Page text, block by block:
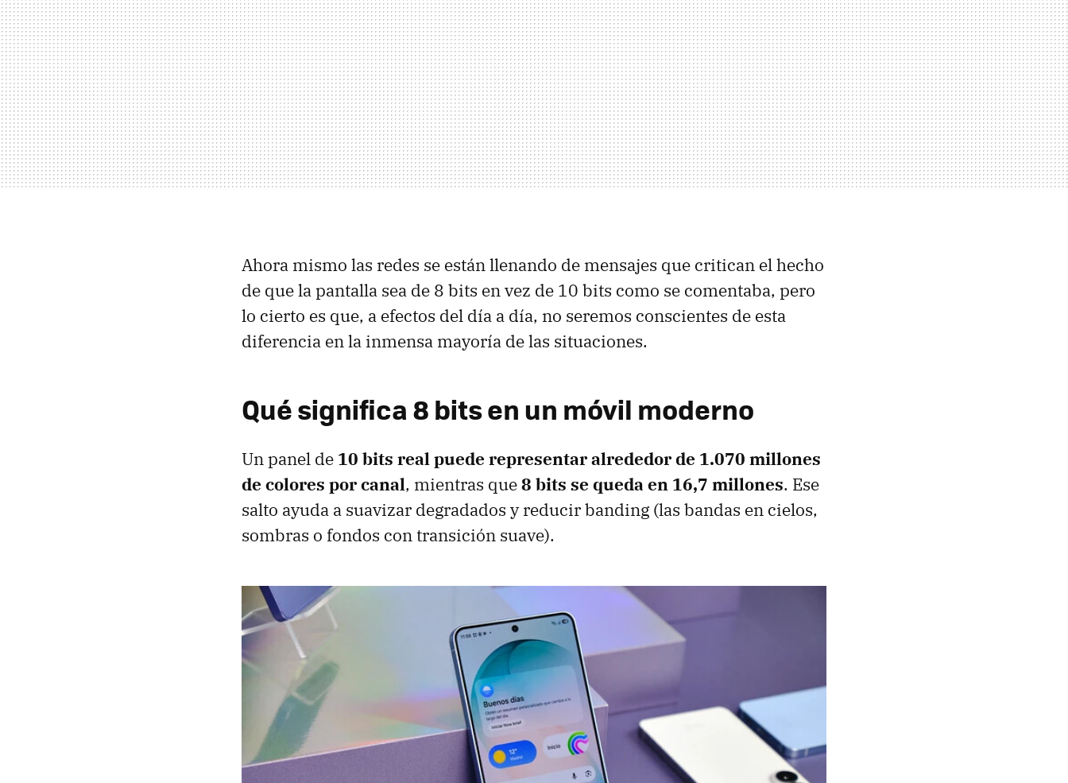
Ahora mismo las redes se están llenando de mensajes que critican el hecho
de que la pantalla sea de 8 bits en vez de 10 bits como se comentaba, pero
lo cierto es que, a efectos del día a día, no seremos conscientes de esta
diferencia en la inmensa mayoría de las situaciones.
Qué significa 8 bits en un móvil moderno
Un panel de 10 bits real puede representar alrededor de 1.070 millones
de colores por canal, mientras que8 bits se queda en 16,7 millones. Ese
salto ayuda a suavizar degradados y reducir banding (las bandas en cielos,
sombras o fondos con transición suave).